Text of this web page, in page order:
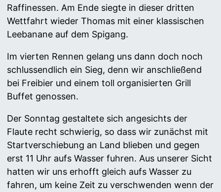
Raffinessen. Am Ende siegte in dieser dritten
Wettfahrt wieder Thomas mit einer klassischen
Leebanane auf dem Spigang.
Im vierten Rennen gelang uns dann doch noch
schlussendlich ein Sieg, denn wir anschließend
bei Freibier und einem toll organisierten Grill
Buffet genossen.
Der Sonntag gestaltete sich angesichts der
Flaute recht schwierig, so dass wir zunächst mit
Startverschiebung an Land blieben und gegen
erst 11 Uhr aufs Wasser fuhren. Aus unserer Sicht
hatten wir uns erhofft gleich aufs Wasser zu
fahren, um keine Zeit zu verschwenden wenn der